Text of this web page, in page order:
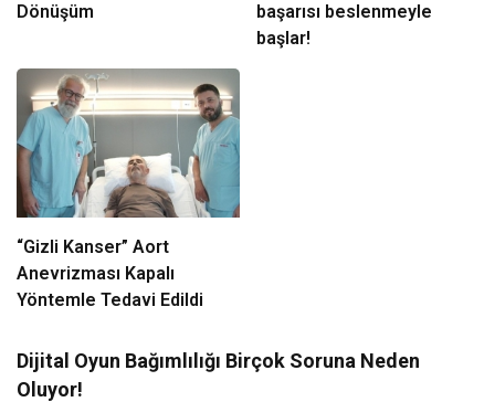
Dönüşüm
başarısı beslenmeyle
başlar!
“Gizli Kanser” Aort
Anevrizması Kapalı
Yöntemle Tedavi Edildi
Dijital Oyun Bağımlılığı Birçok Soruna Neden
Oluyor!